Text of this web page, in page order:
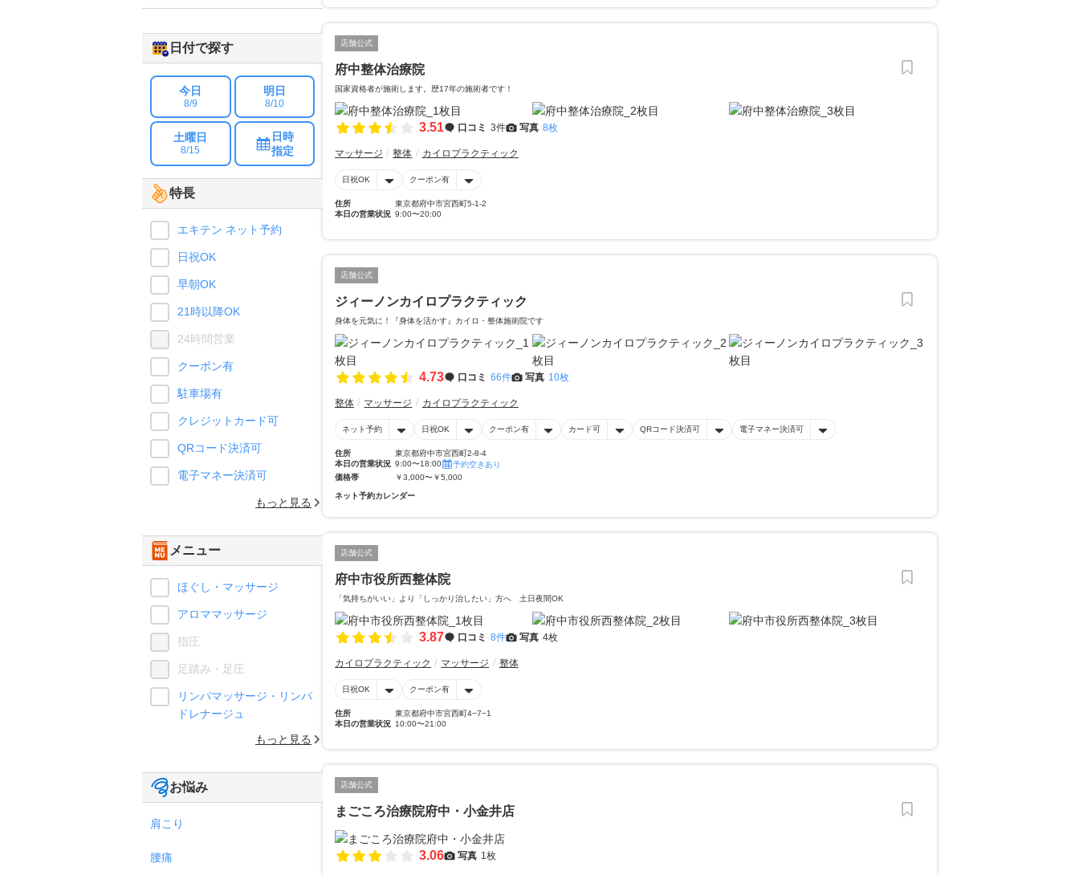
店舗公式
府中整体治療院
国家資格者が施術します。歴17年の施術者です！
3.51 口コミ 3件 写真 8枚
マッサージ 整体 カイロプラクティック
日祝OK クーポン有
住所
東京都府中市宮西町5-1-2
本日の営業状況 9:00〜20:00
店舗公式
ジィーノンカイロプラクティック
身体を元気に！『身体を活かす』カイロ・整体施術院です
4.73 口コミ 66件 写真 10枚
整体 マッサージ カイロプラクティック
ネット予約 日祝OK クーポン有 カード可 QRコード決済可 電子マネー決済可
住所
東京都府中市宮西町2‐8‐4
本日の営業状況 9:00〜18:00
予約空きあり
価格帯
￥3,000〜￥5,000
ネット予約カレンダー
店舗公式
府中市役所西整体院
「気持ちがいい」より「しっかり治したい」方へ 土日夜間OK
3.87 口コミ 8件 写真 4枚
カイロプラクティック マッサージ 整体
日祝OK クーポン有
住所
東京都府中市宮西町4−7−1
本日の営業状況 10:00〜21:00
店舗公式
まごころ治療院府中・小金井店
3.06 写真 1枚
日付で探す
今日
8/9
明日
8/10
土曜日
8/15
日時
指定
特長
エキテン ネット予約
日祝OK
早朝OK
21時以降OK
24時間営業
クーポン有
駐車場有
クレジットカード可
QRコード決済可
電子マネー決済可
もっと見る
メニュー
ほぐし・マッサージ
アロママッサージ
指圧
足踏み・足圧
リンパマッサージ・リンパ
ドレナージュ
もっと見る
お悩み
肩こり
腰痛